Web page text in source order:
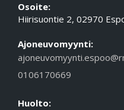
Osoite:
Hiirisuontie 2, 02970
Ajoneuvomyynti:
0106170669
Huolto: